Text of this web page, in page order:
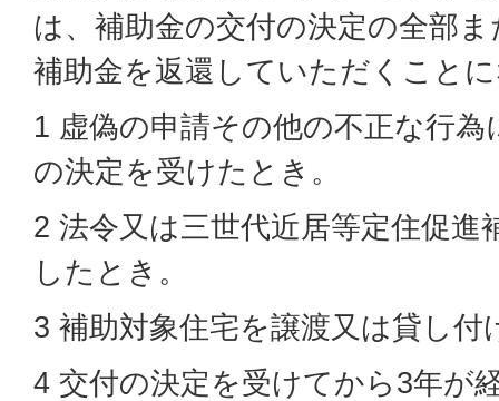
は、補助金の交付の決定の全部
補助金を返還していただくこと
1 虚偽の申請その他の不正な行
の決定を受けたとき。
2 法令又は三世代近居等定住促進
したとき。
3 補助対象住宅を譲渡又は貸し付
4 交付の決定を受けてから3年が